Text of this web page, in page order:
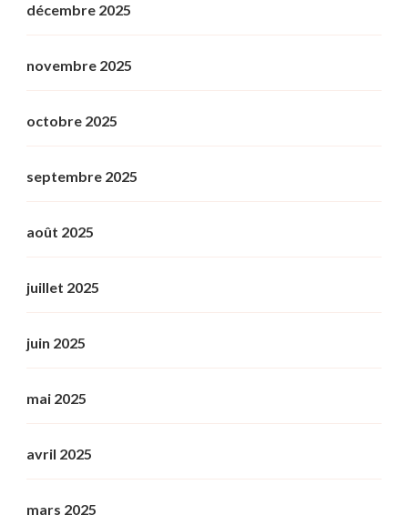
décembre 2025
novembre 2025
octobre 2025
septembre 2025
août 2025
juillet 2025
juin 2025
mai 2025
avril 2025
mars 2025